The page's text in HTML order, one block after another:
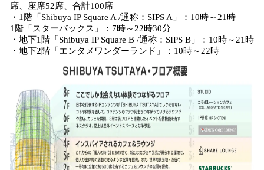
席、座席52席、合計100席
・1階「Shibuya IP Square A /通称：SIPS A」：10時～21時
1階「スターバックス」：7時～22時30分
・地下1階「Shibuya IP Square B /通称：SIPS B」：10時～21時
・地下2階「エンタメワンダーランド」：10時～22時